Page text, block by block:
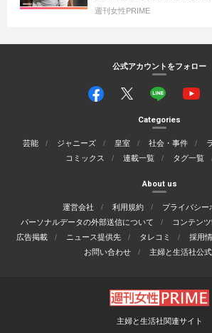
週刊女性PRIME
公式アカウントをフォロー
Categories
芸能 ジャニーズ 皇室 社会・事件
コミックス
連載一覧 タグ一覧
About us
運営会社 利用規約
プライバシー
パーソナルデータの外部送信について
コンテン
広告掲載
ニュース提供先 タレコミ 採用
お問い合わせ
主婦と生活社公
主婦と生活社関連サイト